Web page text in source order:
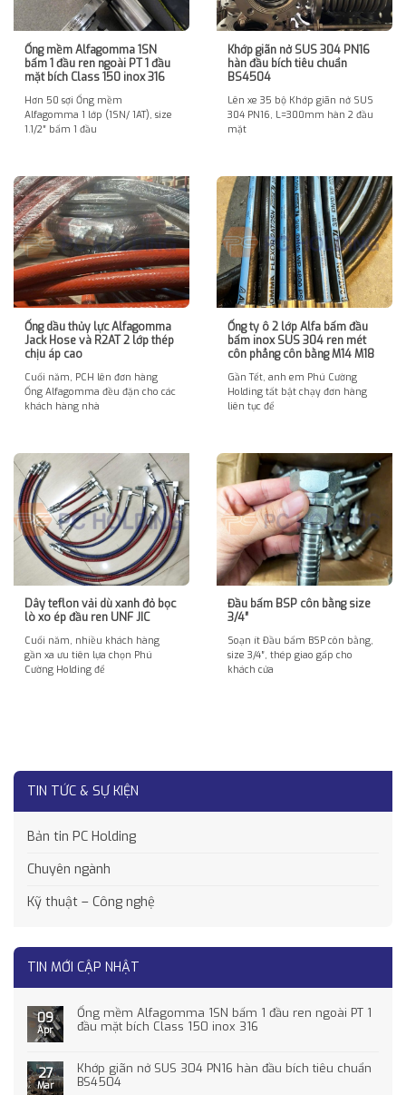
TIN TỨC & SỰ KIỆN
Bản tin PC Holding
Chuyên ngành
Kỹ thuật – Công nghệ
TIN MỚI CẬP NHẬT
09
Apr
Ống mềm Alfagomma 1SN bấm 1 đầu ren ngoài PT 1
đầu mặt bích Class 150 inox 316
27
Mar
Khớp giãn nở SUS 304 PN16 hàn đầu bích tiêu chuẩn
BS4504
Ống mềm Alfagomma 1SN
bấm 1 đầu ren ngoài PT 1 đầu
mặt bích Class 150 inox 316
Hơn 50 sợi Ống mềm
Alfagomma 1 lớp (1SN/ 1AT), size
1.1/2″ bấm 1 đầu
Khớp giãn nở SUS 304 PN16
hàn đầu bích tiêu chuẩn
BS4504
Lên xe 35 bộ Khớp giãn nở SUS
304 PN16, L=300mm hàn 2 đầu
mặt
Ống dầu thủy lực Alfagomma
Jack Hose và R2AT 2 lớp thép
chịu áp cao
Cuối năm, PCH lên đơn hàng
Ống Alfagomma đều đặn cho các
khách hàng nhà
Ống ty ô 2 lớp Alfa bấm đầu
bấm inox SUS 304 ren mét
côn phẳng côn bằng M14 M18
Gần Tết, anh em Phú Cường
Holding tất bật chạy đơn hàng
liên tục để
Dây teflon vải dù xanh đỏ bọc
lò xo ép đầu ren UNF JIC
Cuối năm, nhiều khách hàng
gần xa ưu tiên lựa chọn Phú
Cường Holding để
Đầu bấm BSP côn bằng size
3/4″
Soạn ít Đầu bấm BSP côn bằng,
size 3/4″, thép giao gấp cho
khách cửa